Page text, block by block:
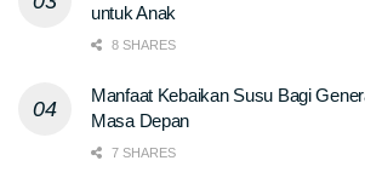
untuk Anak
8 SHARES
Manfaat Kebaikan Susu Bagi
Masa Depan
7 SHARES